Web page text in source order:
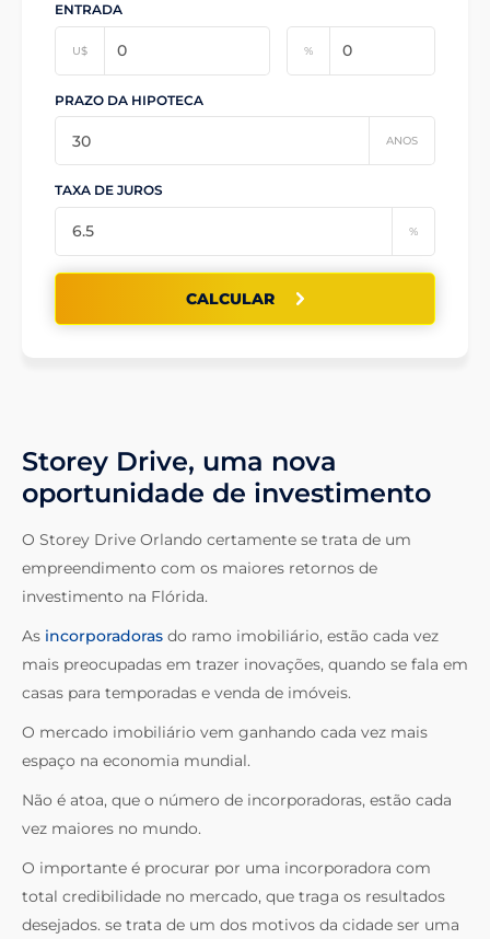
ENTRADA
U$ %
PRAZO DA HIPOTECA
ANOS
TAXA DE JUROS
%
CALCULAR
Storey Drive, uma nova
oportunidade de investimento
O Storey Drive Orlando certamente se trata de um
empreendimento com os maiores retornos de
investimento na Flórida.
As incorporadoras do ramo imobiliário, estão cada vez
mais preocupadas em trazer inovações, quando se fala em
casas para temporadas e venda de imóveis.
O mercado imobiliário vem ganhando cada vez mais
espaço na economia mundial.
Não é atoa, que o número de incorporadoras, estão cada
vez maiores no mundo.
O importante é procurar por uma incorporadora com
total credibilidade no mercado, que traga os resultados
desejados. se trata de um dos motivos da cidade ser uma